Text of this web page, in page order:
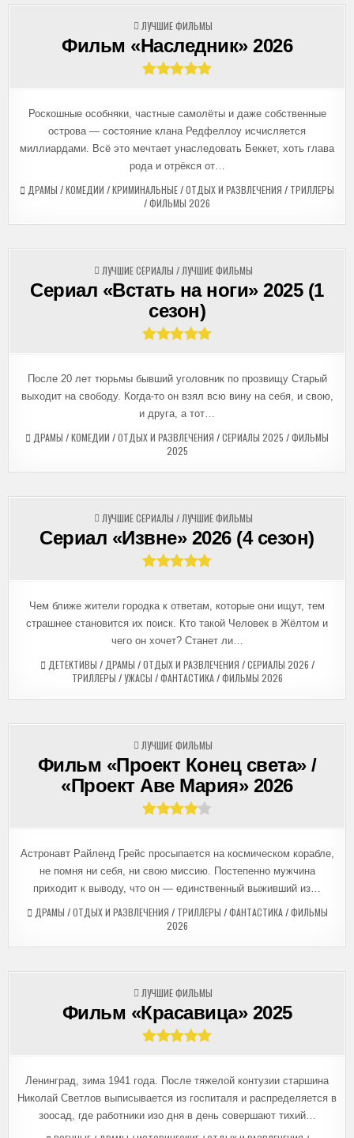
ОПУБЛИКОВАНО
В
ЛУЧШИЕ ФИЛЬМЫ
Фильм «Наследник» 2026
Роскошные особняки, частные самолёты и даже собственные
острова — состояние клана Редфеллоу исчисляется
миллиардами. Всё это мечтает унаследовать Беккет, хоть глава
рода и отрёкся от…
ДРАМЫ /КОМЕДИИ /КРИМИНАЛЬНЫЕ/ОТДЫХ И РАЗВЛЕЧЕНИЯ / ТРИЛЛЕРЫ
/ФИЛЬМЫ 2026
ОПУБЛИКОВАНО
В
ЛУЧШИЕ СЕРИАЛЫ / ЛУЧШИЕ ФИЛЬМЫ
Сериал «Встать на ноги» 2025 (1
сезон)
После 20 лет тюрьмы бывший уголовник по прозвищу Старый
выходит на свободу. Когда-то он взял всю вину на себя, и свою,
и друга, а тот…
ДРАМЫ /КОМЕДИИ /ОТДЫХ И РАЗВЛЕЧЕНИЯ /СЕРИАЛЫ 2025 /ФИЛЬМЫ
2025
ОПУБЛИКОВАНО
В
ЛУЧШИЕ СЕРИАЛЫ / ЛУЧШИЕ ФИЛЬМЫ
Сериал «Извне» 2026 (4 сезон)
Чем ближе жители городка к ответам, которые они ищут, тем
страшнее становится их поиск. Кто такой Человек в Жёлтом и
чего он хочет? Станет ли…
ДЕТЕКТИВЫ / ДРАМЫ /ОТДЫХ И РАЗВЛЕЧЕНИЯ /СЕРИАЛЫ 2026 /
ТРИЛЛЕРЫ /УЖАСЫ /ФАНТАСТИКА/ФИЛЬМЫ 2026
ОПУБЛИКОВАНО
В
ЛУЧШИЕ ФИЛЬМЫ
Фильм «Проект Конец света» /
«Проект Аве Мария» 2026
Астронавт Райленд Грейс просыпается на космическом корабле,
не помня ни себя, ни свою миссию. Постепенно мужчина
приходит к выводу, что он — единственный выживший из…
ДРАМЫ /ОТДЫХ И РАЗВЛЕЧЕНИЯ / ТРИЛЛЕРЫ /ФАНТАСТИКА/ФИЛЬМЫ
2026
ОПУБЛИКОВАНО
В
ЛУЧШИЕ ФИЛЬМЫ
Фильм «Красавица» 2025
Ленинград, зима 1941 года. После тяжелой контузии старшина
Николай Светлов выписывается из госпиталя и распределяется в
зоосад, где работники изо дня в день совершают тихий…